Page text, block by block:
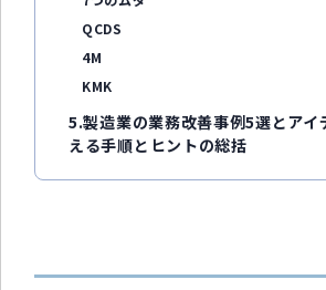
QCDS
4M
KMK
5.製造業の業務改善事例5選とアイ
える手順とヒントの総括